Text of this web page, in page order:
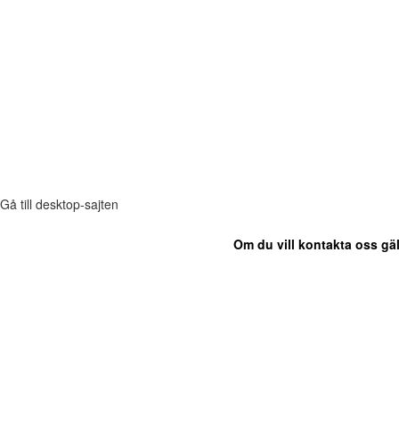
Gå till desktop-sajten
Om du vill kontakta oss